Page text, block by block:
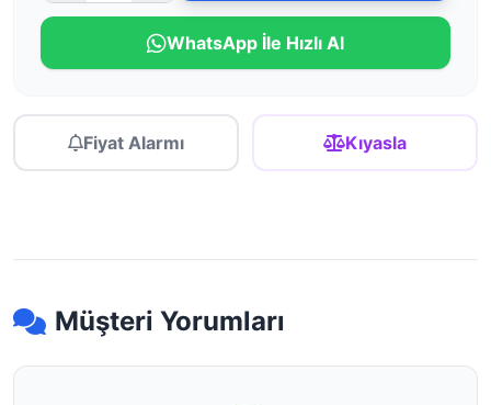
WhatsApp İle Hızlı Al
Fiyat Alarmı Kıyasla
Müşteri Yorumları